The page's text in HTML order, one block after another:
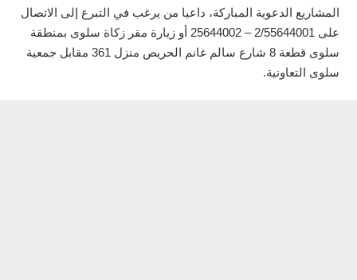
المشاريع الدعوية المباركة، داعيا من يرغب في التبرع إلى الاتصال
على 2/55644001 – 25644002 أو زيارة مقر زكاة سلوى بمنطقة
سلوى قطعة 8 شارع سالم غانم الحريص منزل 361 مقابل جمعية
سلوى التعاونية.